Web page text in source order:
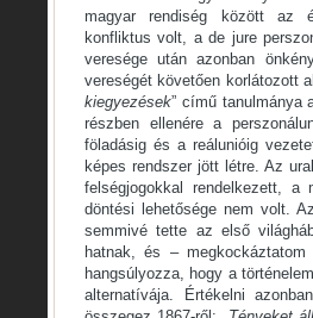
magyar rendiség között az
konfliktus volt, a de jure
veresége után azonban
vereségét követően korlátozott
kiegyezések” című tanulmánya
részben ellenére a
föladásig és a reálunióig
képes rendszer jött létre. Az
felségjogokkal rendelkezett, a
döntési lehetősége nem volt.
semmivé tette az első
hatnak, és –
hangsúlyozza, hogy a
alternatívája. Értékelni